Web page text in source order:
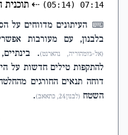
07:14
(05:14)
⇠
⌨ העיתונים מדווחים על
בלבנון, עם מעורבות
(אל-ג'ומהוריה, נהארנט).
להתקפות טילים חדשות על
השטח (לבנון24, כתאאב) .